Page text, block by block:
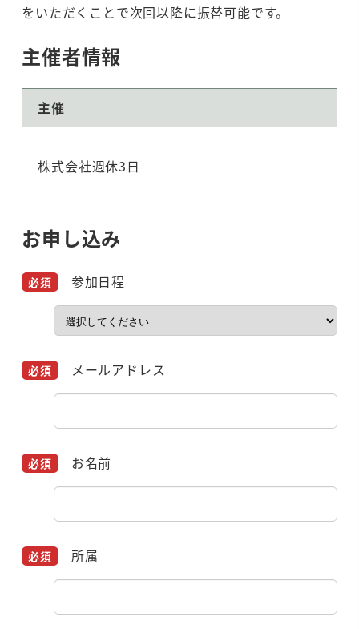
をいただくことで次回以降に振替可能です。
主催者情報
主催
株式会社週休3日
お申し込み
参加日程
メールアドレス
お名前
所属